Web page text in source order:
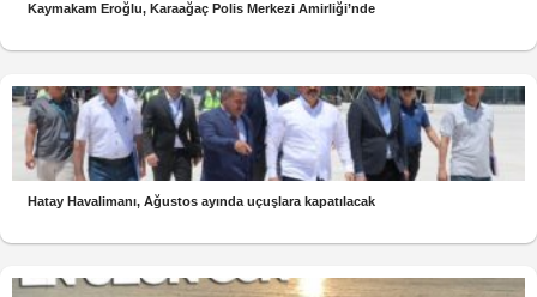
Kaymakam Eroğlu, Karaağaç Polis Merkezi Amirliği’nde
Hatay Havalimanı, Ağustos ayında uçuşlara kapatılacak